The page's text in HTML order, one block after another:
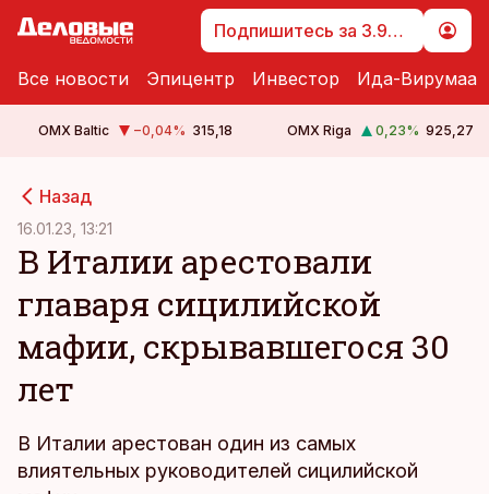
Подпишитесь за 3.99 €
Все новости Эпицентр Инвестор Ида-Вирумаа
OMX Baltic −0,04% 315,18 OMX Riga 0,23% 925,27
Назад
16.01.23, 13:21
В Италии арестовали
главаря сицилийской
мафии, скрывавшегося 30
лет
В Италии арестован один из самых
влиятельных руководителей сицилийской